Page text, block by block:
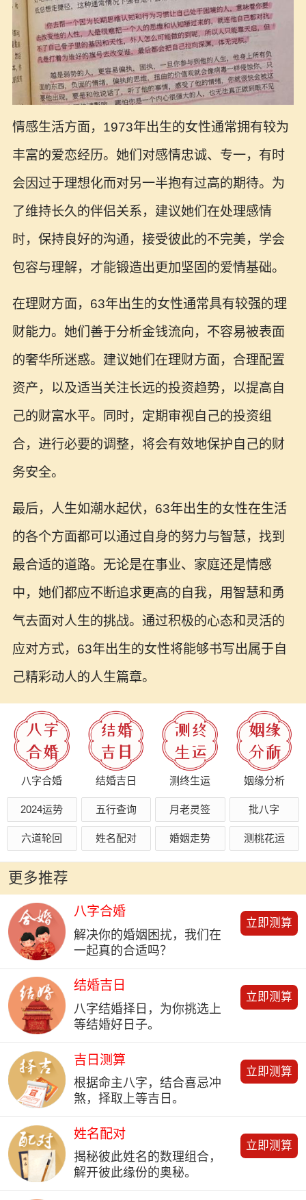
情感生活方面，1973年出生的女性通常拥有较为
丰富的爱恋经历。她们对感情忠诚、专一，有时
会因过于理想化而对另一半抱有过高的期待。为
了维持长久的伴侣关系，建议她们在处理感情
时，保持良好的沟通，接受彼此的不完美，学会
包容与理解，才能锻造出更加坚固的爱情基础。
在理财方面，63年出生的女性通常具有较强的理
财能力。她们善于分析金钱流向，不容易被表面
的奢华所迷惑。建议她们在理财方面，合理配置
资产，以及适当关注长远的投资趋势，以提高自
己的财富水平。同时，定期审视自己的投资组
合，进行必要的调整，将会有效地保护自己的财
务安全。
最后，人生如潮水起伏，63年出生的女性在生活
的各个方面都可以通过自身的努力与智慧，找到
最合适的道路。无论是在事业、家庭还是情感
中，她们都应不断追求更高的自我，用智慧和勇
气去面对人生的挑战。通过积极的心态和灵活的
应对方式，63年出生的女性将能够书写出属于自
己精彩动人的人生篇章。
八字合婚 结婚吉日 测终生运 姻缘分析
2024运势 五行查询 月老灵签 批八字
六道轮回 姓名配对 婚姻走势 测桃花运
更多推荐
八字合婚
解决你的婚姻困扰，我们在
一起真的合适吗？
立即测算
结婚吉日
八字结婚择日，为你挑选上
等结婚好日子。
立即测算
吉日测算
根据命主八字，结合喜忌冲
煞，择取上等吉日。
立即测算
姓名配对
揭秘彼此姓名的数理组合，
解开彼此缘份的奥秘。
立即测算